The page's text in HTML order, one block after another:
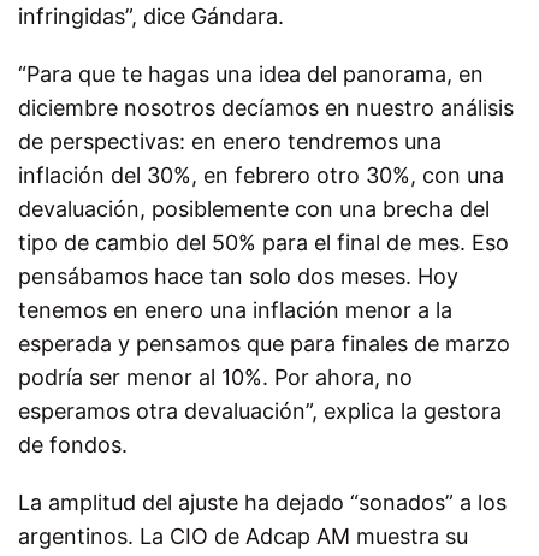
infringidas”, dice Gándara.
“Para que te hagas una idea del panorama, en
diciembre nosotros decíamos en nuestro análisis
de perspectivas: en enero tendremos una
inflación del 30%, en febrero otro 30%, con una
devaluación, posiblemente con una brecha del
tipo de cambio del 50% para el final de mes. Eso
pensábamos hace tan solo dos meses. Hoy
tenemos en enero una inflación menor a la
esperada y pensamos que para finales de marzo
podría ser menor al 10%. Por ahora, no
esperamos otra devaluación”, explica la gestora
de fondos.
La amplitud del ajuste ha dejado “sonados” a los
argentinos. La CIO de Adcap AM muestra su